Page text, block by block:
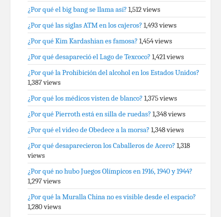
¿Por qué el big bang se llama así? 1,512 views
¿Por qué las siglas ATM en los cajeros? 1,493 views
¿Por qué Kim Kardashian es famosa? 1,454 views
¿Por qué desapareció el Lago de Texcoco? 1,421 views
¿Por qué la Prohibición del alcohol en los Estados Unidos?
1,387 views
¿Por qué los médicos visten de blanco? 1,375 views
¿Por qué Pierroth está en silla de ruedas? 1,348 views
¿Por qué el video de Obedece a la morsa? 1,348 views
¿Por qué desaparecieron los Caballeros de Acero? 1,318
views
¿Por qué no hubo Juegos Olímpicos en 1916, 1940 y 1944?
1,297 views
¿Por qué la Muralla China no es visible desde el espacio?
1,280 views